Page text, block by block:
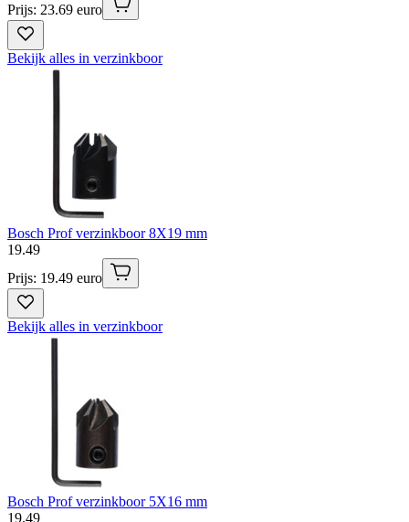
Prijs: 23.69 euro
Bekijk alles in verzinkboor
Bosch Prof verzinkboor 8X19 mm
19.49
Prijs: 19.49 euro
Bekijk alles in verzinkboor
Bosch Prof verzinkboor 5X16 mm
19.49